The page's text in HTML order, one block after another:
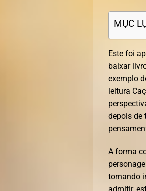
MỤC
Este foi
baixar
exemplo
leitura
depois de
A forma
tornando
admitir,